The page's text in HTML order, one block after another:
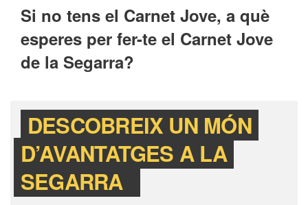
Si no tens el Carnet Jove, a què
esperes per fer-te el Carnet Jove
de la Segarra?
DESCOBREIX UN MÓN
D’AVANTATGES A LA
SEGARRA